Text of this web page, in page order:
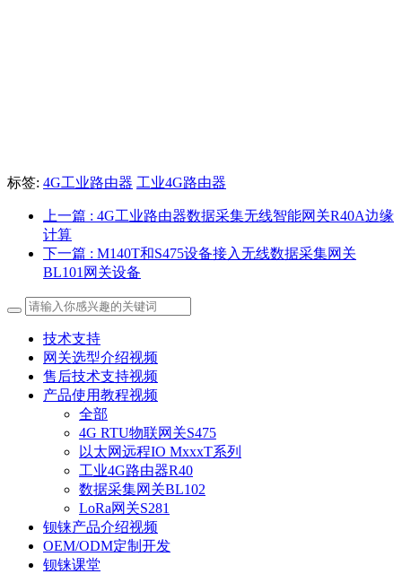
标签: 4G工业路由器 工业4G路由器
上一篇 : 4G工业路由器数据采集无线智能网关R40A边缘
计算
下一篇 : M140T和S475设备接入无线数据采集网关
BL101网关设备
技术支持
网关选型介绍视频
售后技术支持视频
产品使用教程视频
全部
4G RTU物联网关S475
以太网远程IO MxxxT系列
工业4G路由器R40
数据采集网关BL102
LoRa网关S281
钡铼产品介绍视频
OEM/ODM定制开发
钡铼课堂